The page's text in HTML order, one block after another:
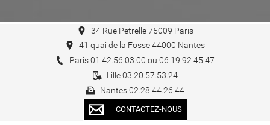
34 Rue Petrelle 75009 Paris
41 quai de la Fosse 44000 Nantes
Paris 01.42.56.03.00 ou 06 19 92 45 47
Lille 03.20.57.53.24
Nantes 02.28.44.26.44
CONTACTEZ-NOUS